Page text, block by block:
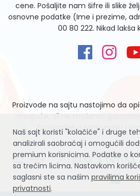
Naš sajt koristi "kolačiće" i druge
analizirali saobraćaj i omogućili
premium korisnicima. Podatke o
sa trećim licima. Nastavkom
saglasni ste sa našim pravilima
privatnosti.
cene. Pošaljite nam šifre ili slike
osnovne podatke (Ime i prezime,
00 80 222. Nikad lakša
Proizvode na sajtu nastojimo da
moguće, ali ne možemo
fotografije u potpunosti